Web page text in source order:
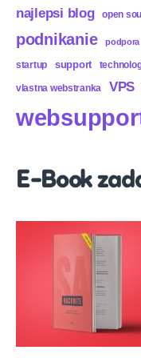
najlepsi blog open
podnikanie podpora
startup support
vlastna webstranka VPS
E-Book